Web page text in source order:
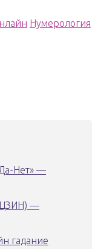
Нумерология
Нет» —
—
гадание